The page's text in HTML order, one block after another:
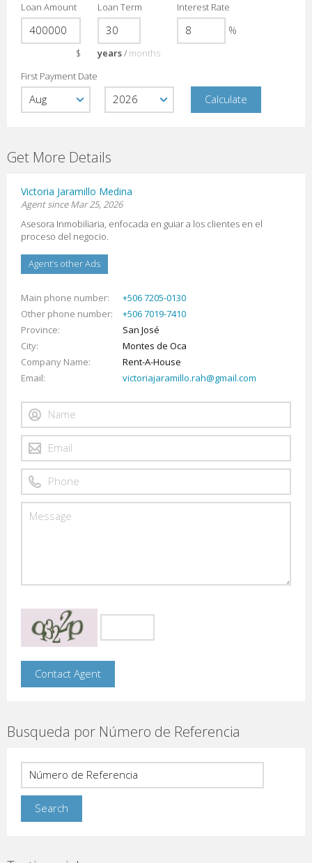
Loan Amount
$
Loan Term
years/ months
Interest Rate
%
First Payment Date
Get More Details
Victoria Jaramillo Medina
Agent since Mar 25, 2026
Asesora Inmobiliaria, enfocada en guiar a los clientes en el
proceso del negocio.
Agent’s other Ads
Main phone number
+506 7205-0130
Other phone number
+506 7019-7410
Province
San José
City
Montes de Oca
Company Name
Rent-A-House
Email
victoriajaramillo.rah@gmail.com
Busqueda por Número de Referencia